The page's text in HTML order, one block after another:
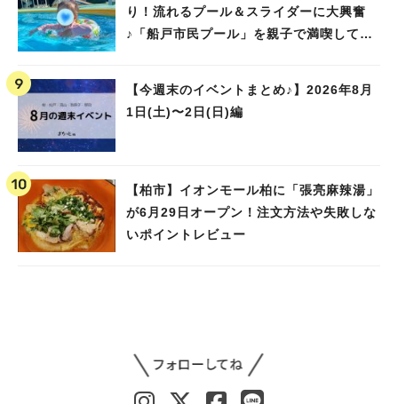
り！流れるプール＆スライダーに大興奮
♪「船戸市民プール」を親子で満喫してき
【今週末のイベントまとめ♪】2026年8月
1日(土)〜2日(日)編
【柏市】イオンモール柏に「張亮麻辣湯」
が6月29日オープン！注文方法や失敗しな
いポイントレビュー